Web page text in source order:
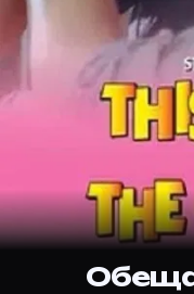
Режиссёр,
Режиссёр и
Derek Ford
Ванесса Ховард
Дэннис Ватерман
Ванда Хадсон
Джон Бёрд